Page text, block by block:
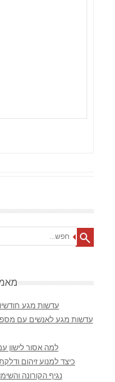
עדשות מגע
עדשות מגע לאנשים עם
למה אסור לישון
כיצד למנוע זיהום
נגיף הקורונה